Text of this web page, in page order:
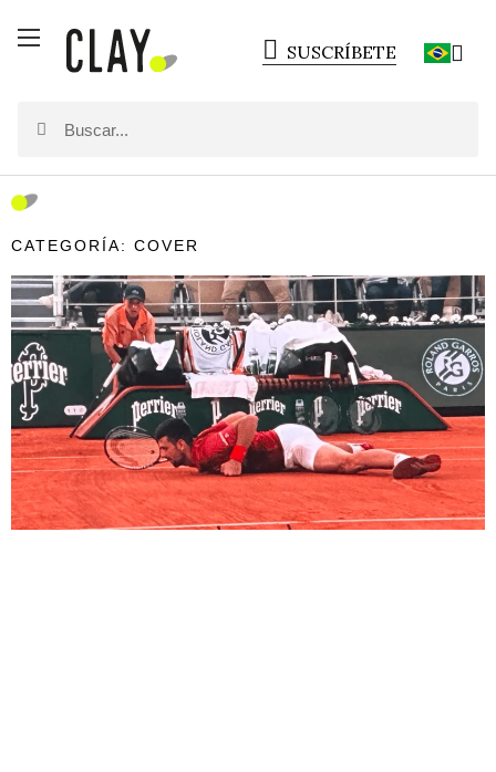
SUSCRÍBETE
CATEGORÍA: COVER